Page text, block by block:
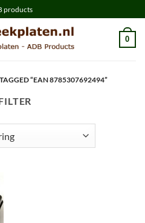
products
0
“EAN 8785307692494”